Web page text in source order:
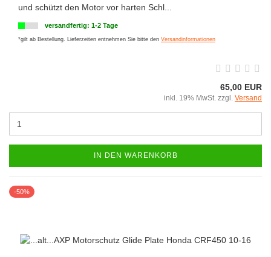
und schützt den Motor vor harten Schl...
versandfertig: 1-2 Tage
*gilt ab Bestellung. Lieferzeiten entnehmen Sie bitte den Versandinformationen
65,00 EUR
inkl. 19% MwSt. zzgl. Versand
IN DEN WARENKORB
-50%